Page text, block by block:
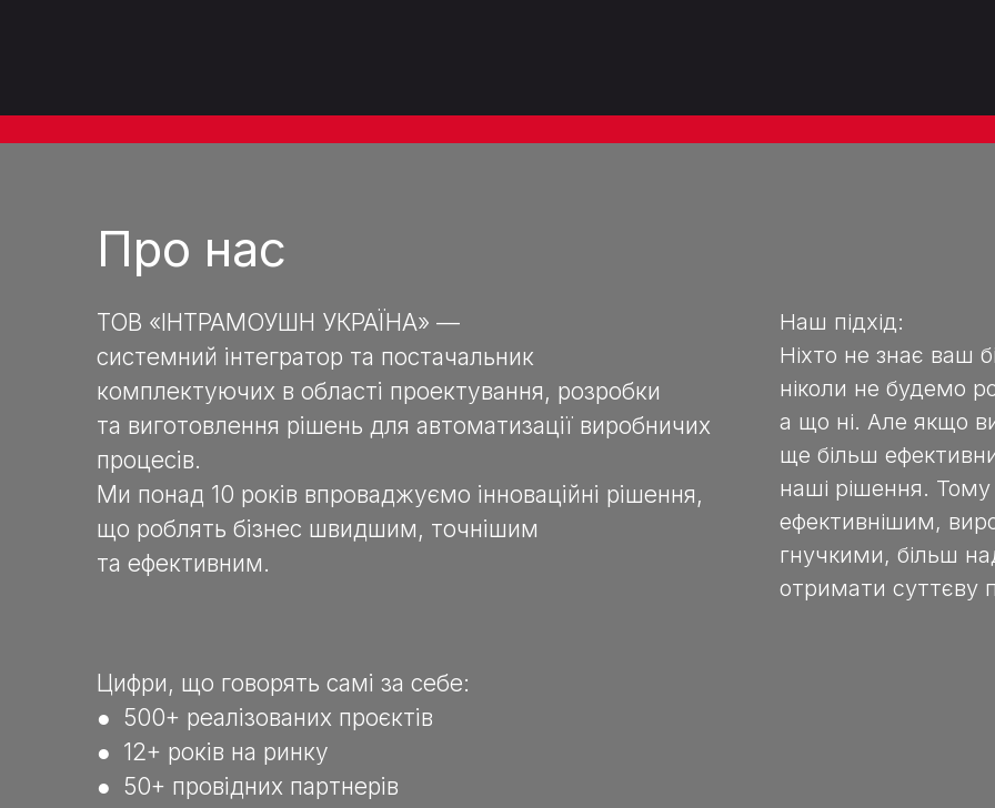
Про нас
ТОВ «ІНТРАМОУШН УКРАЇНА» —
системний інтегратор та постачальник
комплектуючих в області проектування, розробки
та виготовлення рішень для автоматизації виробничих
процесів.
Ми понад 10 років впроваджуємо інноваційні рішення,
що роблять бізнес швидшим, точнішим
та ефективним.
Наш підхід:
Ніхто не знає ваш
ніколи не будемо
а що ні. Але якщо
ще більш
наші рішення.
ефективнішим,
гнучкими, більш
отримати суттєву
Цифри, що говорять самі за себе:
● 500+ реалізованих проєктів
● 12+ років на ринку
● 50+ провідних партнерів